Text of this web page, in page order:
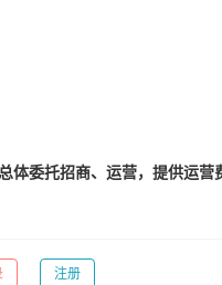
体委托招商、运营，提供运
注册